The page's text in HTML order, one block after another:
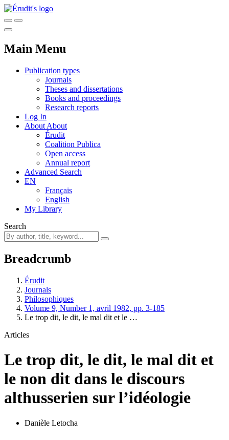
Main Menu
Publication types
Journals
Theses and dissertations
Books and proceedings
Research reports
Log In
About About
Érudit
Coalition Publica
Open access
Annual report
Advanced Search
EN
Français
English
My Library
Search
Breadcrumb
Érudit
Journals
Philosophiques
Volume 9, Number 1, avril 1982, pp. 3-185
Le trop dit, le dit, le mal dit et le …
Articles
Le trop dit, le dit, le mal dit et
le non dit dans le discours
althusserien sur l’idéologie
Danièle Letocha